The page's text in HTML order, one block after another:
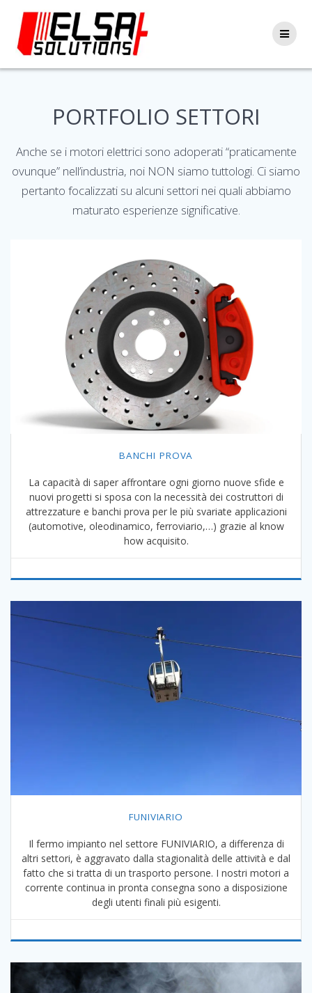
PORTFOLIO SETTORI
Anche se i motori elettrici sono adoperati “praticamente
ovunque” nell’industria, noi NON siamo tuttologi. Ci siamo
pertanto focalizzati su alcuni settori nei quali abbiamo
maturato esperienze significative.
BANCHI PROVA
La capacità di saper affrontare ogni giorno nuove sfide e
nuovi progetti si sposa con la necessità dei costruttori di
attrezzature e banchi prova per le più svariate applicazioni
(automotive, oleodinamico, ferroviario,…) grazie al know
how acquisito.
FUNIVIARIO
Il fermo impianto nel settore FUNIVIARIO, a differenza di
altri settori, è aggravato dalla stagionalità delle attività e dal
fatto che si tratta di un trasporto persone. I nostri motori a
corrente continua in pronta consegna sono a disposizione
degli utenti finali più esigenti.